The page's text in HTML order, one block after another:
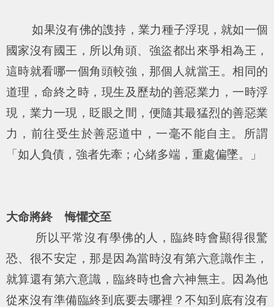
如果沒有佛的謢持，業力種子浮現，就如一個
國家沒有國王，所以角頭、強盜都出來爭相為王，
這時就看哪一個角頭較強，那個人就當王。相同的
道理，命終之時，現生及歷劫的善惡業力，一時浮
現，業力一現，眨眼之間，便隨其最猛烈的善惡業
力，前往受生於善惡道中，一毫不能自主。所謂
「 如人負債，強者先牽；心緒多端，重處偏墜。 」
大命將終 悔懼交至
所以平常沒有學佛的人，臨終時會顯得很驚
恐、很不安定，那是因為當時沒有第六意識作主，
就算還有第六意識，臨終時也會六神無主。因為他
從來沒有準備臨終到底要去哪裡？不知到底有沒有